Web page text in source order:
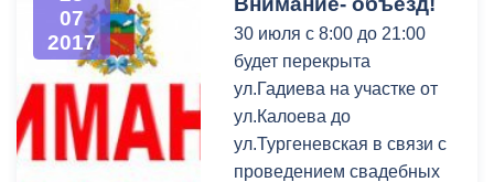
места общественного
питания и цветочные
лавки расположены здесь
уже много лет.
07
2017
30 июля с 8:00 до 21:00
будет перекрыта
ул.Гадиева на участке от
ул.Калоева до
ул.Тургеневская в связи с
проведением свадебных